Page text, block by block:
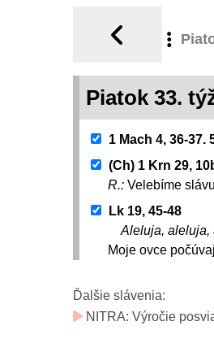
Piatok 33.
1 Mach 4, 36-37.
(Ch) 1 Krn 29,
R.: Velebíme
Lk 19, 45-48
Aleluja, aleluja,
Moje ovce
Ďalšie slávenia:
NITRA: Výročie